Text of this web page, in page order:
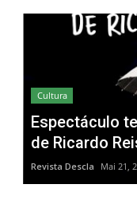
Cultura
Espectáculo
de Ricardo
Revista Descla Mai 21,